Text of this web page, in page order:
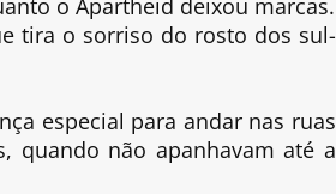
tira o sorriso do rosto dos sul-
especial para andar nas ruas
quando não apanhavam até a